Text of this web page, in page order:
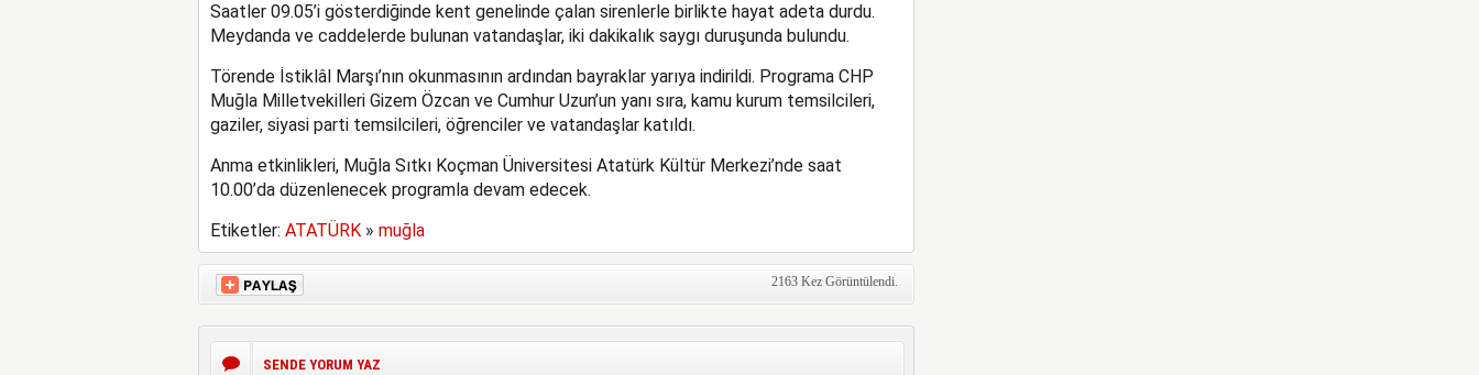
Saatler 09.05’i gösterdiğinde kent genelinde çalan sirenlerle birlikte hayat adeta durdu.
Meydanda ve caddelerde bulunan vatandaşlar, iki dakikalık saygı duruşunda bulundu.
Törende İstiklâl Marşı’nın okunmasının ardından bayraklar yarıya indirildi. Programa CHP
Muğla Milletvekilleri Gizem Özcan ve Cumhur Uzun’un yanı sıra, kamu kurum temsilcileri,
gaziler, siyasi parti temsilcileri, öğrenciler ve vatandaşlar katıldı.
Anma etkinlikleri, Muğla Sıtkı Koçman Üniversitesi Atatürk Kültür Merkezi’nde saat
10.00’da düzenlenecek programla devam edecek.
Etiketler: ATATÜRK» muğla
2163 Kez Görüntülendi.
SENDE YORUM YAZ